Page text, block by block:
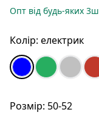
Опт від будь-яких 3
Колір: електрик
Розмір: 50-52